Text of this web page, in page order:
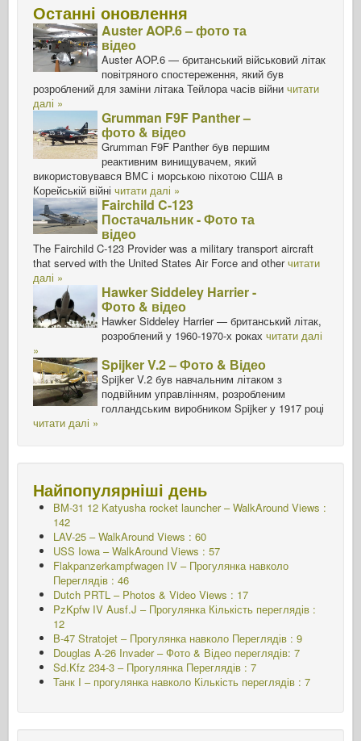
Останні оновлення
Auster AOP.6 – фото та
відео
Auster AOP.6 — британський військовий літак
повітряного спостереження, який був
розроблений для заміни літака Тейлора часів війни читати
далі »
Grumman F9F Panther –
фото & відео
Grumman F9F Panther був першим
реактивним винищувачем, який
використовувався ВМС і морською піхотою США в
Корейській війні читати далі »
Fairchild C-123
Постачальник - Фото та
відео
The Fairchild C-123 Provider was a military transport aircraft
that served with the United States Air Force and other читати
далі »
Hawker Siddeley Harrier -
Фото & відео
Hawker Siddeley Harrier — британський літак,
розроблений у 1960-1970-х роках читати далі
»
Spijker V.2 – Фото & Відео
Spijker V.2 був навчальним літаком з
подвійним управлінням, розробленим
голландським виробником Spijker у 1917 році
читати далі »
Найпопулярніші день
BM-31 12 Katyusha rocket launcher – WalkAround Views :
142
LAV-25 – WalkAround Views : 60
USS Iowa – WalkAround Views : 57
Flakpanzerkampfwagen IV – Прогулянка навколо
Переглядів : 46
Dutch PRTL – Photos & Video Views : 17
PzKpfw IV Ausf.J – ПрогулянкаКількість переглядів :
12
B-47 Stratojet – Прогулянка навколо Переглядів : 9
Douglas A-26 Invader – Фото & Відео переглядів: 7
Sd.Kfz 234-3 – Прогулянка Переглядів : 7
Танк I – прогулянка навколо Кількість переглядів : 7